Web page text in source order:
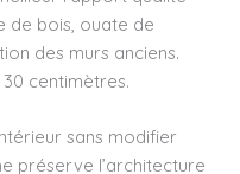
de bois, ouate de
des murs anciens.
30 centimètres.
sans modifier
préserve l’architecture